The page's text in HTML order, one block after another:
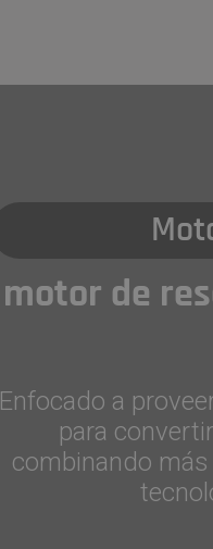
motor de
Enfocado a
para
combinando